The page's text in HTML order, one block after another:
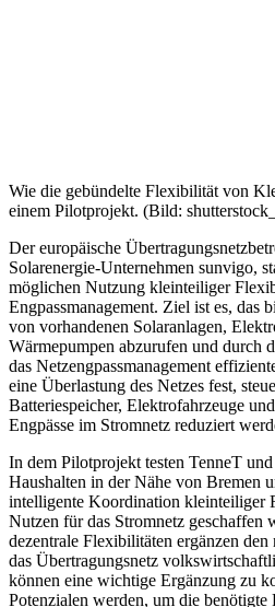
Wie die gebündelte Flexibilität von
einem Pilotprojekt. (Bild:
Der europäische
Solarenergie-Unternehmen sunvigo,
möglichen Nutzung kleinteiliger
Engpassmanagement. Ziel ist es, das
von vorhandenen Solaranlagen,
Wärmepumpen abzurufen und durch
das Netzengpassmanagement
eine Überlastung des Netzes fest,
Batteriespeicher, Elektrofahrzeuge
Engpässe im Stromnetz reduziert
In dem Pilotprojekt testen TenneT
Haushalten in der Nähe von Bremen
intelligente Koordination kleinteiliger
Nutzen für das Stromnetz geschaffen
dezentrale Flexibilitäten ergänzen
das Übertragungsnetz
können eine wichtige Ergänzung zu
Potenzialen werden, um die